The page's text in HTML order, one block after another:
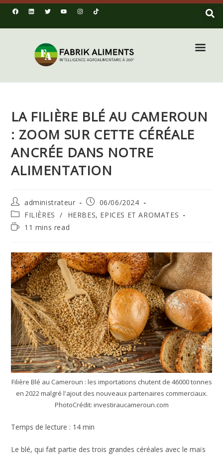
LA FILIÈRE BLÉ AU CAMEROUN
: ZOOM SUR CETTE CÉRÉALE
ANCRÉE DANS NOTRE
ALIMENTATION
administrateur
06/06/2024
FILIÈRES
/
HERBES, EPICES ET AROMATES
11 mins read
Filière Blé au Cameroun : les importations chutent de 46000 tonnes
en 2022 malgré l'ajout des nouveaux partenaires commerciaux.
PhotoCrédit: investiraucameroun.com
Temps de lecture : 14 min
Le blé, qui fait partie des trois grandes céréales avec le maïs